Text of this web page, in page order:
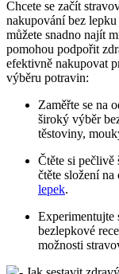
Chcete se začít
nakupování bez
můžete snadno‌ najít
pomohou ‌podpořit
efektivně nakupovat
výběru potravin:
Zaměřte‍ se na
široký výběr
těstoviny,
Čtěte si​
čtěte složení na
lepek.
Experimentujte
bezlepkové⁣
možnosti